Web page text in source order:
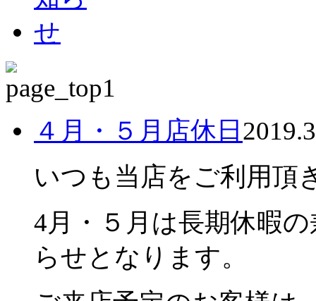
４月・５月店休日
いつも当店をご利用頂
4月・５月は長期休暇
らせとなります。